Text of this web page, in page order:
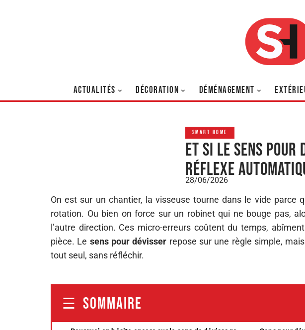
ACTUALITÉS DÉCORATION DÉMÉNAGEMENT
SMART HOME
Et si le sens pour
réflexe
28/06/2026
On est sur un chantier, la visseuse tourne dans le vide parce
rotation. Ou bien on force sur un robinet qui ne bouge pas,
l’autre direction. Ces micro-erreurs coûtent du temps,
pièce. Le sens pour dévisser repose sur une règle simple,
tout seul, sans réfléchir.
SOMMAIRE